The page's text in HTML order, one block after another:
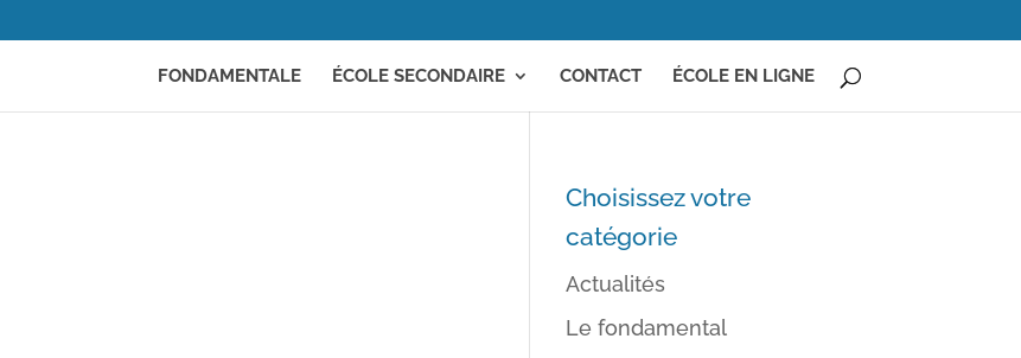
FONDAMENTALE ÉCOLE SECONDAIRE CONTACT ÉCOLE EN LIGNE
Choisissez votre
catégorie
Actualités
Le fondamental